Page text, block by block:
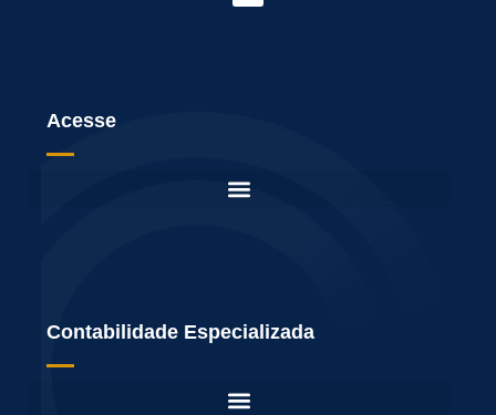
Acesse
Contabilidade Especializada